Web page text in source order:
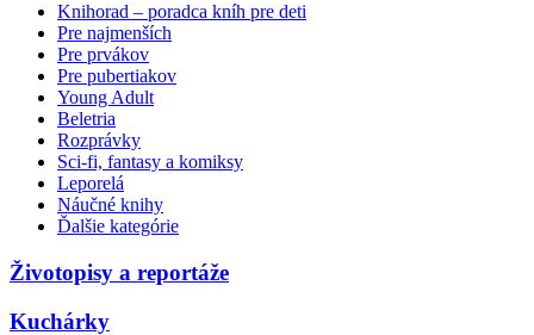
Knihorad – poradca kníh pre deti
Pre najmenších
Pre prvákov
Pre pubertiakov
Young Adult
Beletria
Rozprávky
Sci-fi, fantasy a komiksy
Leporelá
Náučné knihy
Ďalšie kategórie
Životopisy a reportáže
Kuchárky